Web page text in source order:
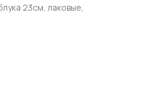
23см, лаковые,